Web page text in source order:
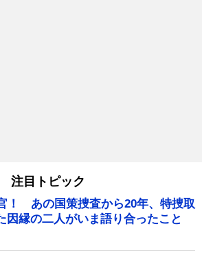
注目トピック
！ あの国策捜査から20年、特捜取
因縁の二人がいま語り合ったこと